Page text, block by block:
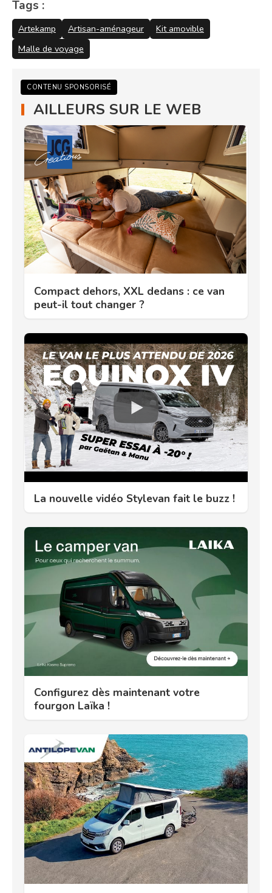
Tags :
Artekamp Artisan-aménageur
Kit amovible
Malle de voyage
CONTENU SPONSORISÉ
AILLEURS SUR LE WEB
Compact dehors, XXL dedans : ce van
peut-il tout changer ?
La nouvelle vidéo Stylevan fait le buzz !
Configurez dès maintenant votre
fourgon Laïka !